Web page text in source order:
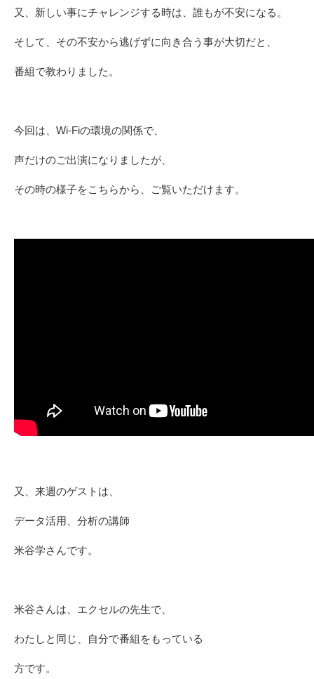
又、新しい事にチャレンジする時は、誰もが不安になる。
そして、その不安から逃げずに向き合う事が大切だと、
番組で教わりました。
今回は、Wi-Fiの環境の関係で、
声だけのご出演になりましたが、
その時の様子をこちらから、ご覧いただけます。
又、来週のゲストは、
データ活用、分析の講師
米谷学さんです。
米谷さんは、エクセルの先生で、
わたしと同じ、自分で番組をもっている
方です。